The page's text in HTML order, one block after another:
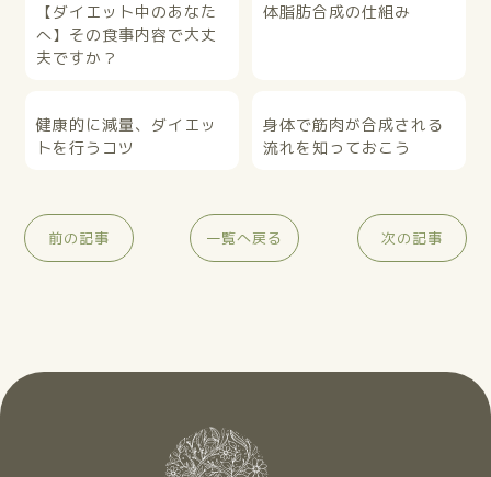
【ダイエット中のあなた
へ】その食事内容で大丈
夫ですか？
体脂肪合成の仕組み
健康的に減量、ダイエッ
トを行うコツ
身体で筋肉が合成される
流れを知っておこう
前の記事 一覧へ戻る 次の記事